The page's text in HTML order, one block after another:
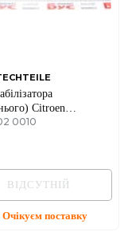
Citroen
Peugeot Partner 08-
0010
ВІДСУТНІЙ
Очікуєм поставку